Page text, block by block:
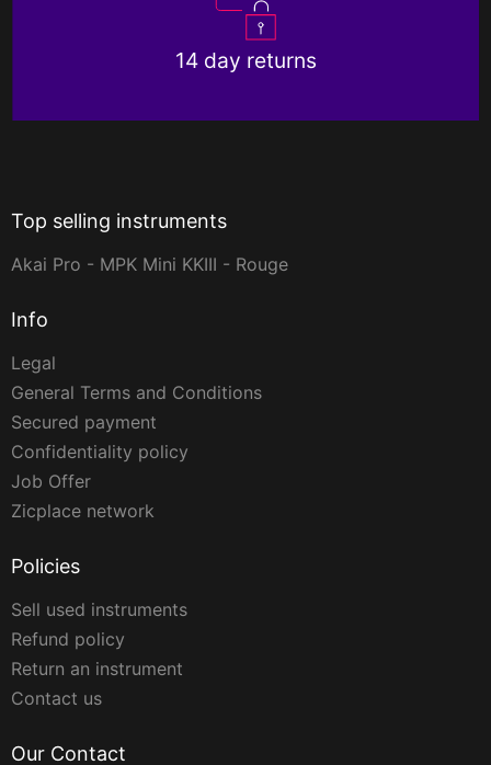
14 day returns
Top selling instruments
Akai Pro - MPK Mini KKIII - Rouge
Info
Legal
General Terms and Conditions
Secured payment
Confidentiality policy
Job Offer
Zicplace network
Policies
Sell used instruments
Refund policy
Return an instrument
Contact us
Our Contact